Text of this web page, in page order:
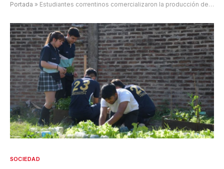
Portada » Estudiantes correntinos comercializaron la producción de sus huertas escolares
SOCIEDAD